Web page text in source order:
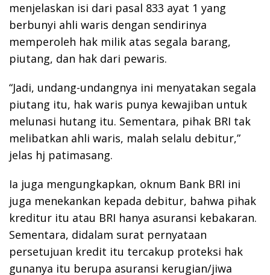
menjelaskan isi dari pasal 833 ayat 1 yang
berbunyi ahli waris dengan sendirinya
memperoleh hak milik atas segala barang,
piutang, dan hak dari pewaris.
“Jadi, undang-undangnya ini menyatakan segala
piutang itu, hak waris punya kewajiban untuk
melunasi hutang itu. Sementara, pihak BRI tak
melibatkan ahli waris, malah selalu debitur,”
jelas hj patimasang.
Ia juga mengungkapkan, oknum Bank BRI ini
juga menekankan kepada debitur, bahwa pihak
kreditur itu atau BRI hanya asuransi kebakaran.
Sementara, didalam surat pernyataan
persetujuan kredit itu tercakup proteksi hak
gunanya itu berupa asuransi kerugian/jiwa